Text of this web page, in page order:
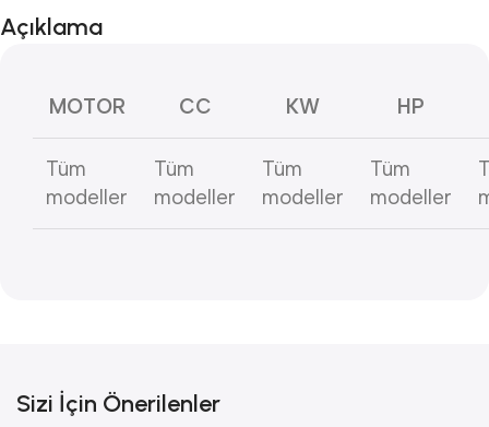
Açıklama
MOTOR CC KW HP
Tüm
modeller
Tüm
modeller
Tüm
modeller
Tüm
modeller
Sizi İçin Önerilenler